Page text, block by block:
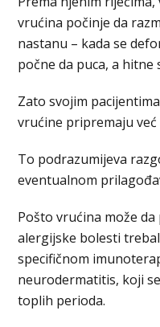
vrućina počinje da
nastanu – kada se
počne da puca, a
Zato svojim
vrućine pripremaju već
To podrazumijeva
eventualnom
Pošto vrućina može
alergijske bolesti
specifičnom
neurodermatitis, koji
toplih perioda.